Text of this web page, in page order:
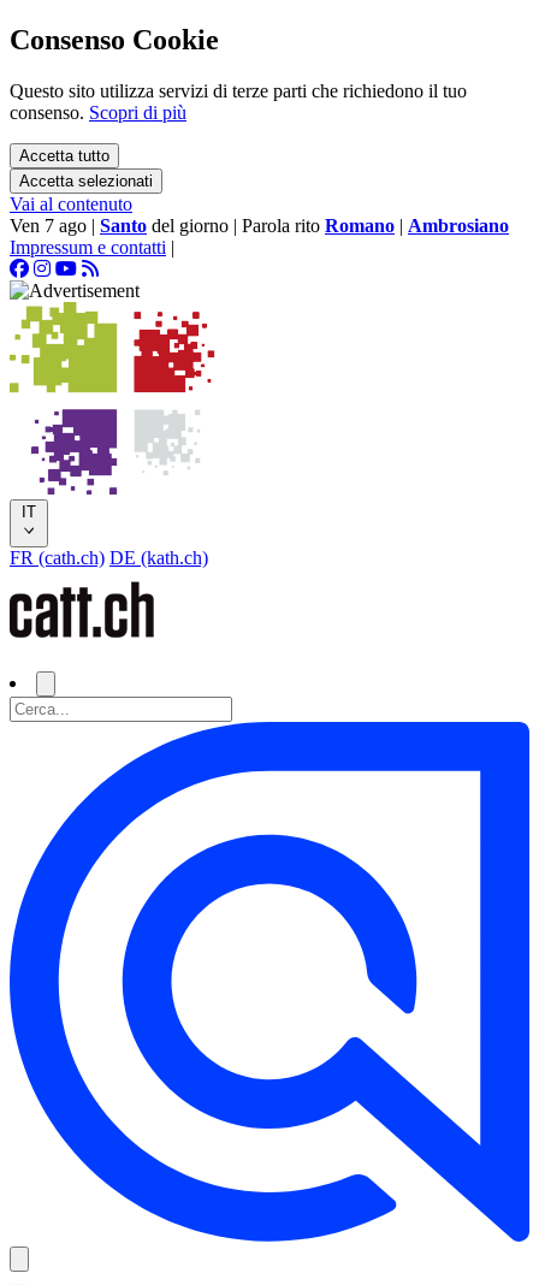
Consenso Cookie
Questo sito utilizza servizi di terze parti che richiedono il tuo
consenso. Scopri di più
Accetta tutto
Accetta selezionati
Vai al contenuto
Ven 7 ago | Santo del giorno | Parola rito Romano | Ambrosiano
Impressum e contatti |
IT
FR (cath.ch) DE (kath.ch)